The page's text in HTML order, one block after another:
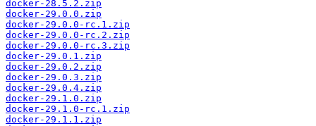
docker-28.5.2.zip
docker-29.0.0.zip
docker-29.0.0-rc.1.zip
docker-29.0.0-rc.2.zip
docker-29.0.0-rc.3.zip
docker-29.0.1.zip
docker-29.0.2.zip
docker-29.0.3.zip
docker-29.0.4.zip
docker-29.1.0.zip
docker-29.1.0-rc.1.zip
docker-29.1.1.zip